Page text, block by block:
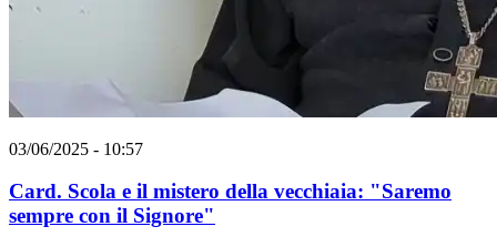
03/06/2025 - 10:57
Card. Scola e il mistero della vecchiaia: "Saremo
sempre con il Signore"